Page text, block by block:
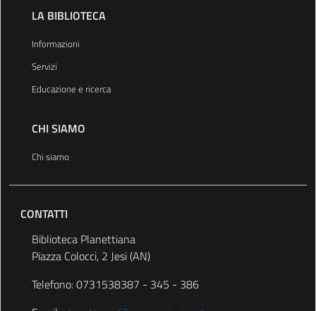
LA BIBLIOTECA
Informazioni
Servizi
Educazione e ricerca
CHI SIAMO
Chi siamo
CONTATTI
Biblioteca Planettiana
Piazza Colocci, 2 Jesi (AN)
Telefono: 0731538387 - 345 - 386